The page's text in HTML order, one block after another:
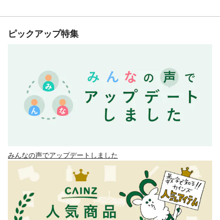
ピックアップ特集
みんなの声でアップデートしました